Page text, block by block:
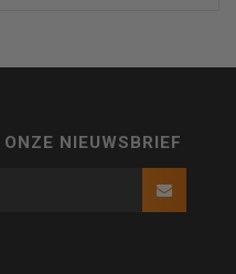
NIEUWSBRIEF